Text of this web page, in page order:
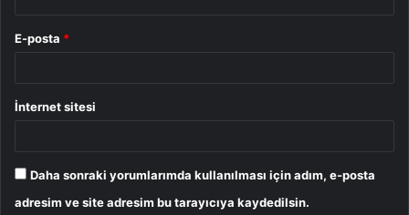
E-posta *
İnternet sitesi
Daha sonraki yorumlarımda kullanılması için adım, e-posta
adresim ve site adresim bu tarayıcıya kaydedilsin.